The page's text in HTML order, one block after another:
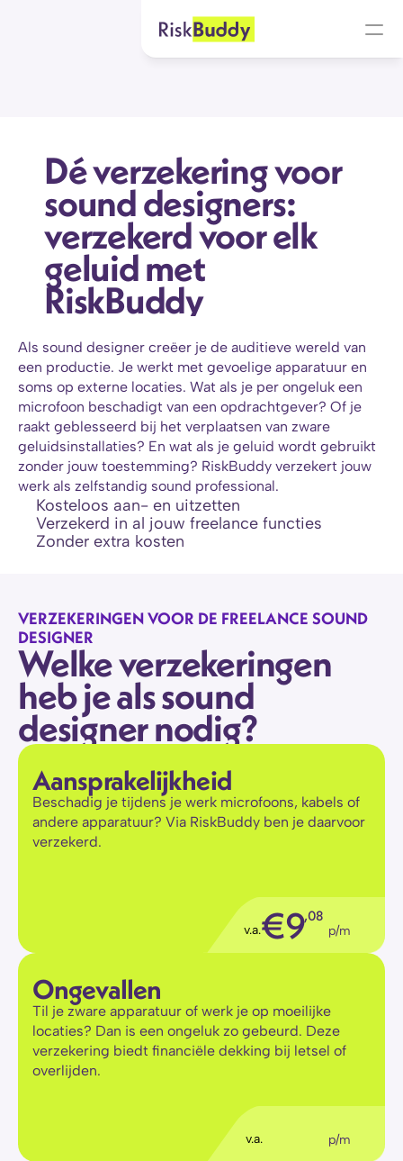
Dé verzekering voor
sound designers:
verzekerd voor elk
geluid met
RiskBuddy
Als sound designer creëer je de auditieve wereld van
een productie. Je werkt met gevoelige apparatuur en
soms op externe locaties. Wat als je per ongeluk een
microfoon beschadigt van een opdrachtgever? Of je
raakt geblesseerd bij het verplaatsen van zware
geluidsinstallaties? En wat als je geluid wordt gebruikt
zonder jouw toestemming? RiskBuddy verzekert jouw
werk als zelfstandig sound professional.
Kosteloos aan- en uitzetten
Verzekerd in al jouw freelance functies
Zonder extra kosten
VERZEKERINGEN VOOR DE FREELANCE SOUND
DESIGNER
Welke verzekeringen
heb je als sound
designer nodig?
Aansprakelijkheid
Beschadig je tijdens je werk microfoons, kabels of
andere apparatuur? Via RiskBuddy ben je daarvoor
verzekerd.
v.a.€9,08
p/m
Ongevallen
Til je zware apparatuur of werk je op moeilijke
locaties? Dan is een ongeluk zo gebeurd. Deze
verzekering biedt financiële dekking bij letsel of
overlijden.
v.a.€ p/m